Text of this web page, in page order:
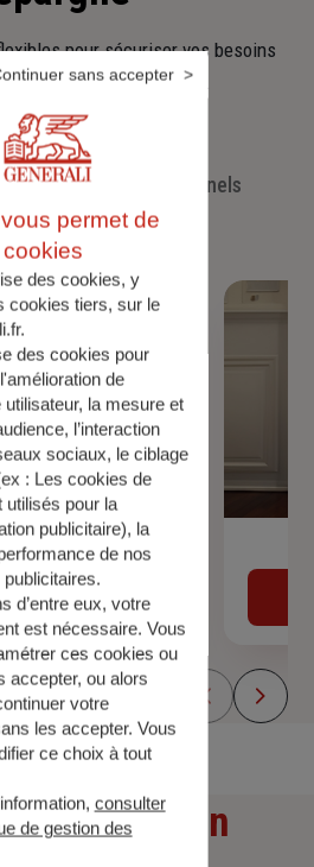
pour sécuriser vos besoins
anticiper ceux de demain.
Pour les professionnels
immobilier
simulation
permet de
des cookies, y
cookies tiers, sur le
des cookies pour
de
utilisateur, la mesure et
l’interaction
sociaux, le ciblage
: Les cookies de
utilisés pour la
publicitaire), la
de nos
d’entre eux, votre
est nécessaire. Vous
ces cookies ou
accepter, ou alors
votre
les accepter. Vous
ce choix à tout
consulter
de gestion des
sans accepter